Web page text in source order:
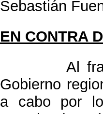
Sebastián
EN CONTRA
Al fracaso
Gobierno
a cabo por